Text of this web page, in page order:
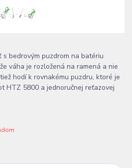
s bedrovým puzdrom na batériu
váha je rozložená na ramená a nie
hodí k rovnakému puzdru, ktoré je
HTZ 5800 a jednoručnej reťazovej